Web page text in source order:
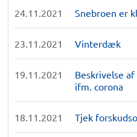
24.11.2021 Snebroen er
23.11.2021 Vinterdæk
19.11.2021
Beskrivelse
ifm. corona
18.11.2021 Tjek